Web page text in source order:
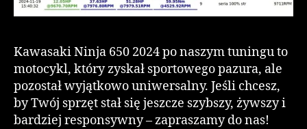
Kawasaki Ninja 650 2024 po naszym tuningu to
motocykl, który zyskał sportowego pazura, ale
pozostał wyjątkowo uniwersalny. Jeśli chcesz,
by Twój sprzęt stał się jeszcze szybszy, żywszy i
bardziej responsywny – zapraszamy do nas!